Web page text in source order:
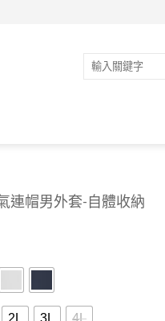
搜
連帽男外套-自體收納
2L 3L 4L